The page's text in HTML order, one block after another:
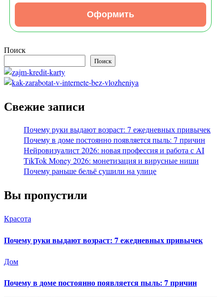
Оформить
Поиск
Поиск
Свежие записи
Почему руки выдают возраст: 7 ежедневных привычек
Почему в доме постоянно появляется пыль: 7 причин
Нейровизуалист 2026: новая профессия и работа с AI
TikTok Money 2026: монетизация и вирусные ниши
Почему раньше бельё сушили на улице
Вы пропустили
Красота
Почему руки выдают возраст: 7 ежедневных привычек
Дом
Почему в доме постоянно появляется пыль: 7 причин